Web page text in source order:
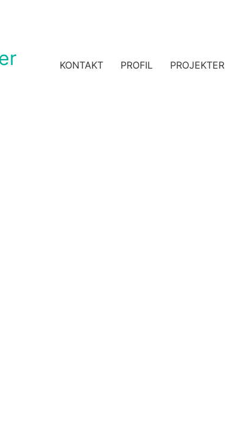
KONTAKT PROFIL PROJEKTER